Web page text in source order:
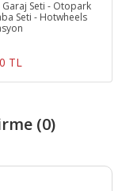
Seti - Otopark
Seti - Hotwheels
TL
(0)